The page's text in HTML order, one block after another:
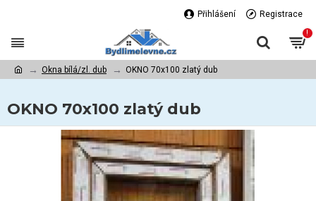
Přihlášení Registrace
!
Okna bílá/zl. dub OKNO 70x100 zlatý dub
OKNO 70x100 zlatý dub